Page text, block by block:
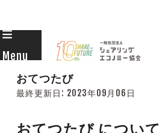
Skip
toMenu
おてつたび
最終更新日: 2023年09月06日
おてつたび について